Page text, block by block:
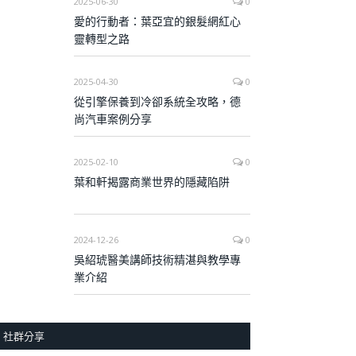
愛的行動者：葉亞宜的銀髮網紅心
靈轉型之路
2025-04-30 0
從引擎保養到冷卻系統全攻略，德
尚汽車案例分享
2025-02-10 0
葉和軒揭露商業世界的隱藏陷阱
2024-12-26 0
吳紹琥醫美講師技術精湛與教學專
業介紹
社群分享